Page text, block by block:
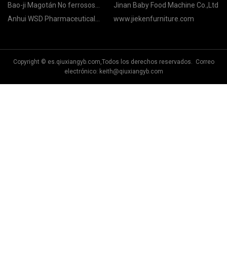
Bao-ji Magotán No ferrosos
metales Co., Ltd
Jinan Baby Food Machine Co.,Ltd
Anhui WSD Pharmaceutical
www.jiekenfurniture.com
Copyright © es.qiuxiangyb.com,Todos los derechos reservados. Correo
electrónico: keith@qiuxiangyb.com